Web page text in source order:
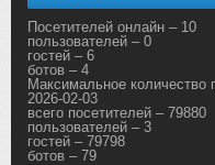
Посетителей онлайн – 10
пользователей – 0
гостей – 6
ботов – 4
Максимальное
2026-02-03
всего посетителей – 79880
пользователей – 3
гостей – 79798
ботов – 79